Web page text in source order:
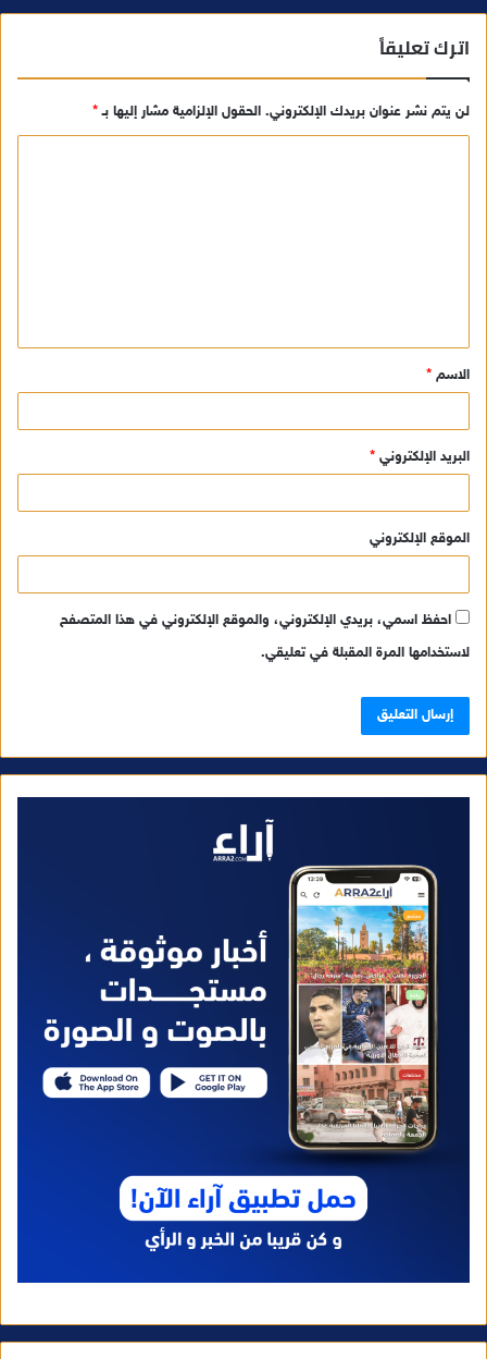
اترك تعليقاً
لن يتم نشر عنوان بريدك الإلكتروني. الحقول الإلزامية مشار إليها بـ*
ق
*
الاسم *
البريد الإلكتروني *
الموقع الإلكتروني
احفظ اسمي، بريدي الإلكتروني، والموقع الإلكتروني في هذا المتصفح
لاستخدامها المرة المقبلة في تعليقي.